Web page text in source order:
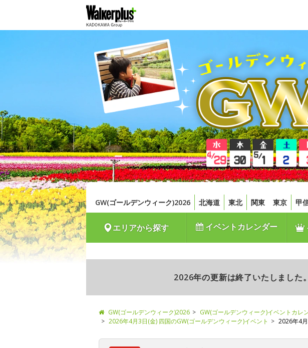
GW(ゴールデンウィーク)2026 北海道 東北 関東 東京 甲
エリアから探す イベントカレンダー
2026年の更新は終了いたしました
GW(ゴールデンウィーク)2026 GW(ゴールデンウィーク)イベントカレ
2026年4月3日(金) 四国のGW(ゴールデンウィーク)イベント
2026年4